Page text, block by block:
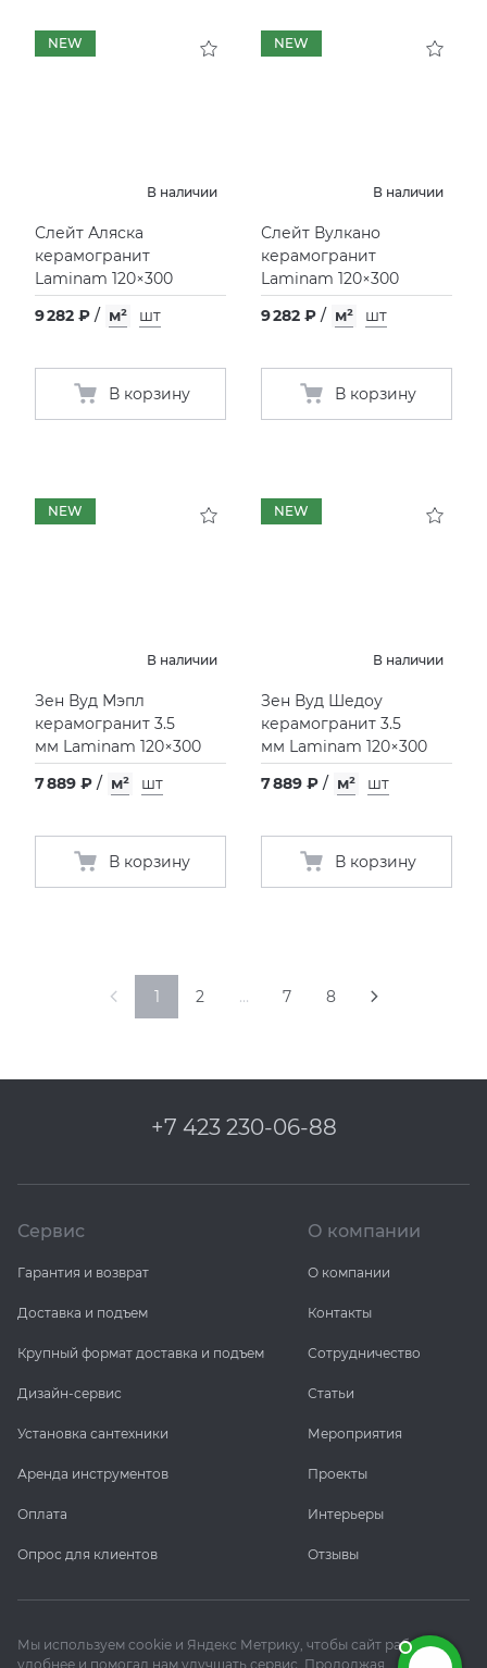
NEW
В наличии
Слейт Аляска
керамогранит
Laminam 120×300
9 282 ₽ / м² шт
В корзину
NEW
В наличии
Слейт Вулкано
керамогранит
Laminam 120×300
9 282 ₽ / м² шт
В корзину
NEW
В наличии
Зен Вуд Мэпл
керамогранит 3.5
мм Laminam 120×300
7 889 ₽ / м² шт
В корзину
NEW
В наличии
Зен Вуд Шедоу
керамогранит 3.5
мм Laminam 120×300
7 889 ₽ / м² шт
В корзину
1 2 … 7 8
+7 423 230-06-88
Сервис
Гарантия и возврат
Доставка и подъем
Крупный формат доставка и подъем
Дизайн-сервис
Установка сантехники
Аренда инструментов
Оплата
Опрос для клиентов
О компании
О компании
Контакты
Сотрудничество
Статьи
Мероприятия
Проекты
Интерьеры
Отзывы
Мы используем cookie и Яндекс Метрику, чтобы сайт работал
удобнее и помогал нам улучшать сервис. Продолжая